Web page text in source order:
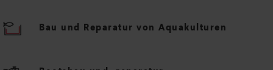
Bau und Reparatur von Aquakulturen